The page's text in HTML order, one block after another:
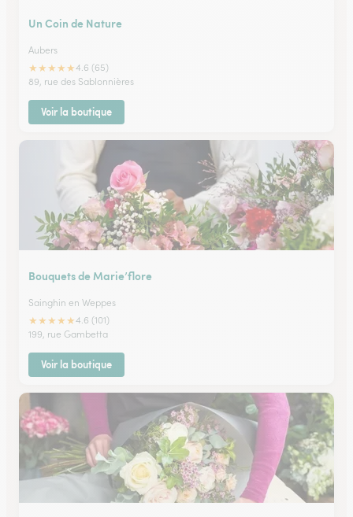
Un Coin de Nature
Aubers
★★★★★4.6 (65)
89, rue des Sablonnières
Voir la boutique
Bouquets de Marie’flore
Sainghin en Weppes
★★★★★4.6 (101)
199, rue Gambetta
Voir la boutique